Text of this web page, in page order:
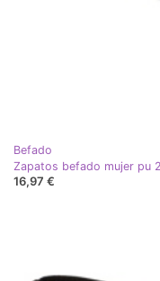
Befado
Zapatos befado mujer pu
16,97 €